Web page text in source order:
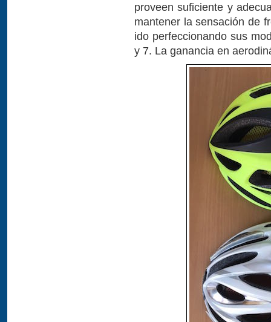
proveen suficiente y
mantener la sensación de
ido perfeccionando sus
y 7. La ganancia en